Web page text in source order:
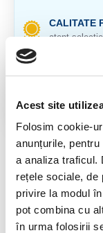
Acest site
Folosim cookie-
anunțurile,
a analiza traficul.
rețele sociale, de
privire la modul
pot combina cu
în urma folosirii
CALITATE
atent
GARANTIE
pentru toate
DESCRIERE
Cristal natural 100
Cristal Unicat.